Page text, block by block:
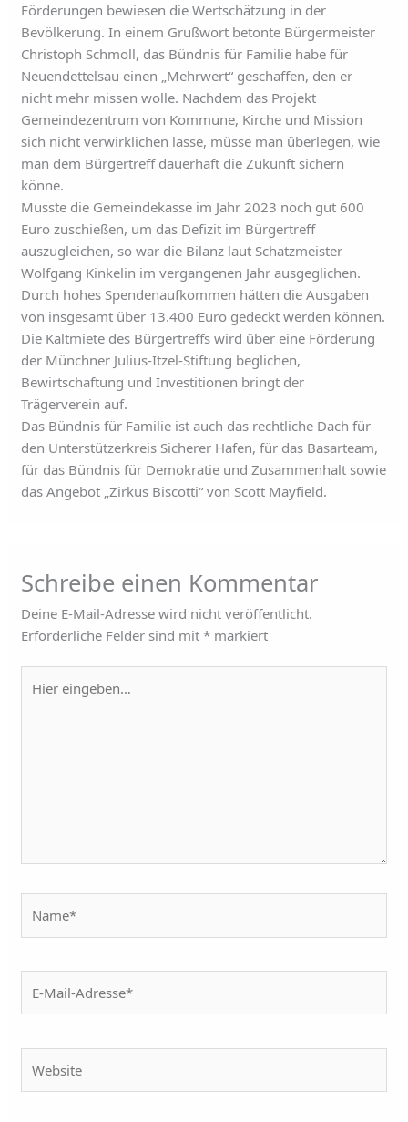
Förderungen bewiesen die Wertschätzung in der
Bevölkerung. In einem Grußwort betonte Bürgermeister
Christoph Schmoll, das Bündnis für Familie habe für
Neuendettelsau einen „Mehrwert“ geschaffen, den er
nicht mehr missen wolle. Nachdem das Projekt
Gemeindezentrum von Kommune, Kirche und Mission
sich nicht verwirklichen lasse, müsse man überlegen, wie
man dem Bürgertreff dauerhaft die Zukunft sichern
könne.
Musste die Gemeindekasse im Jahr 2023 noch gut 600
Euro zuschießen, um das Defizit im Bürgertreff
auszugleichen, so war die Bilanz laut Schatzmeister
Wolfgang Kinkelin im vergangenen Jahr ausgeglichen.
Durch hohes Spendenaufkommen hätten die Ausgaben
von insgesamt über 13.400 Euro gedeckt werden können.
Die Kaltmiete des Bürgertreffs wird über eine Förderung
der Münchner Julius-Itzel-Stiftung beglichen,
Bewirtschaftung und Investitionen bringt der
Trägerverein auf.
Das Bündnis für Familie ist auch das rechtliche Dach für
den Unterstützerkreis Sicherer Hafen, für das Basarteam,
für das Bündnis für Demokratie und Zusammenhalt sowie
das Angebot „Zirkus Biscotti“ von Scott Mayfield.
Schreibe einen Kommentar
Deine E-Mail-Adresse wird nicht veröffentlicht.
Erforderliche Felder sind mit* markiert
eingeben…
Mail-